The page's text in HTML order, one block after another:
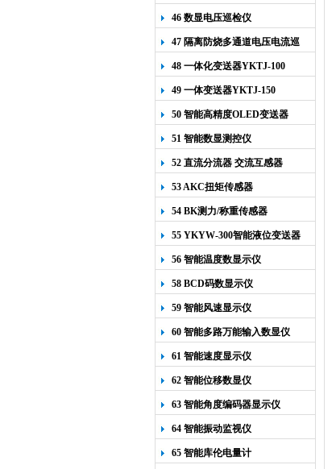
46 数显电压巡检仪
47 隔离防烧多通道电压电流巡
检仪
48 一体化变送器YKTJ-100
49 一体变送器YKTJ-150
50 智能高精度OLED变送器
YK-218
51 智能数显测控仪
52 直流分流器 交流互感器
53 AKC扭矩传感器
54 BK测力/称重传感器
55 YKYW-300智能液位变送器
56 智能温度数显示仪
58 BCD码数显示仪
59 智能风速显示仪
60 智能多路万能输入数显仪
61 智能速度显示仪
62 智能位移数显仪
63 智能角度编码器显示仪
64 智能振动监视仪
65 智能库伦电量计